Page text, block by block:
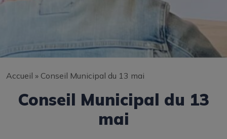
Accueil » Conseil Municipal du 13 mai
Conseil Municipal du 13
mai